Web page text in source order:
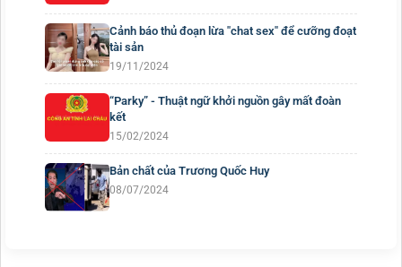
Cảnh báo thủ đoạn lừa "chat sex" để cưỡng đoạt
tài sản
19/11/2024
“Parky” - Thuật ngữ khởi nguồn gây mất đoàn
kết
15/02/2024
Bản chất của Trương Quốc Huy
08/07/2024